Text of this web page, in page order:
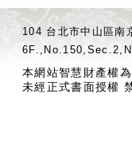
104 台北市中山區
本網站智慧財產權
未經正式書面授權